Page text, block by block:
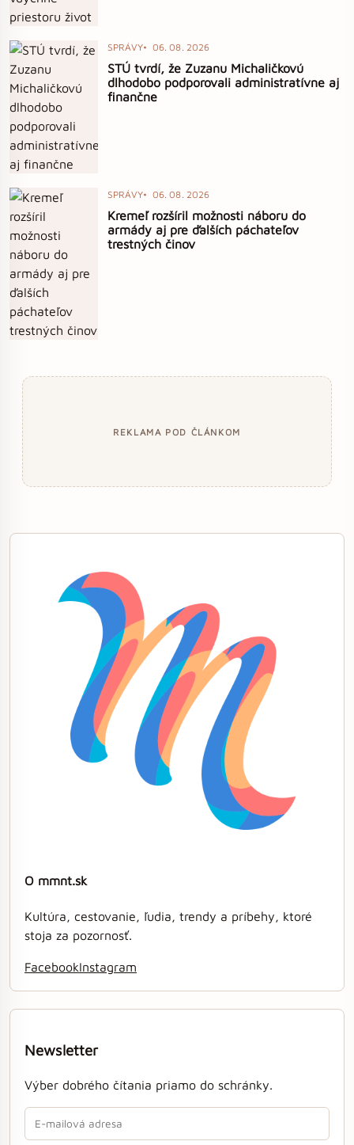
SPRÁVY 06. 08. 2026
STÚ tvrdí, že Zuzanu Michaličkovú
dlhodobo podporovali administratívne aj
finančne
SPRÁVY 06. 08. 2026
Kremeľ rozšíril možnosti náboru do
armády aj pre ďalších páchateľov
trestných činov
REKLAMA POD ČLÁNKOM
O mmnt.sk
Kultúra, cestovanie, ľudia, trendy a príbehy, ktoré
stoja za pozornosť.
FacebookInstagram
Newsletter
Výber dobrého čítania priamo do schránky.